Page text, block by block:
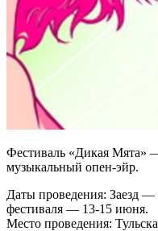
Фестиваль «Дикая Мята»
музыкальный опен-эйр.
Даты проведения: Заезд
фестиваля — 13-15 июня.
Место проведения: